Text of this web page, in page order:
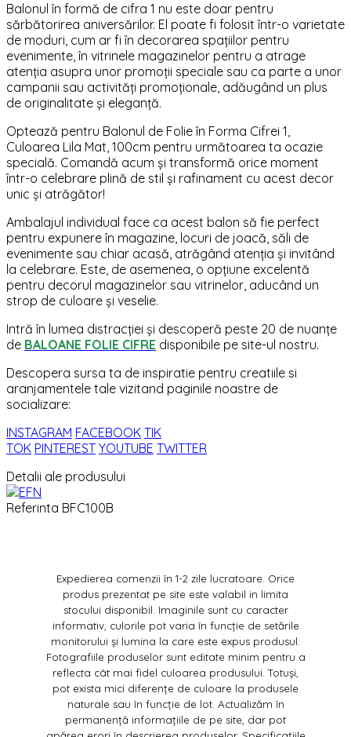
Balonul în formă de cifra 1 nu este doar pentru
sărbătorirea aniversărilor. El poate fi folosit într-o varietate
de moduri, cum ar fi în decorarea spațiilor pentru
evenimente, în vitrinele magazinelor pentru a atrage
atenția asupra unor promoții speciale sau ca parte a unor
campanii sau activități promoționale, adăugând un plus
de originalitate și eleganță.
Optează pentru Balonul de Folie în Forma Cifrei 1,
Culoarea Lila Mat, 100cm pentru următoarea ta ocazie
specială. Comandă acum și transformă orice moment
într-o celebrare plină de stil și rafinament cu acest decor
unic și atrăgător!
Ambalajul individual face ca acest balon să fie perfect
pentru expunere în magazine, locuri de joacă, săli de
evenimente sau chiar acasă, atrăgând atenția și invitând
la celebrare. Este, de asemenea, o opțiune excelentă
pentru decorul magazinelor sau vitrinelor, aducând un
strop de culoare și veselie.
Intră în lumea distracției și descoperă peste 20 de nuanțe
de BALOANE FOLIE CIFRE disponibile pe site-ul nostru.
Descopera sursa ta de inspiratie pentru creatiile si
aranjamentele tale vizitand paginile noastre de
socializare:
INSTAGRAM FACEBOOK TIK
TOK PINTEREST YOUTUBE TWITTER
Detalii ale produsului
Referinta BFC100B
Expedierea comenzii în 1-2 zile lucratoare. Orice
produs prezentat pe site este valabil in limita
stocului disponibil. Imaginile sunt cu caracter
informativ, culorile pot varia în funcție de setările
monitorului și lumina la care este expus produsul.
Fotografiile produselor sunt editate minim pentru a
reflecta cât mai fidel culoarea produsului. Totuși,
pot exista mici diferențe de culoare la produsele
naturale sau în funcție de lot. Actualizăm în
permanență informațiile de pe site, dar pot